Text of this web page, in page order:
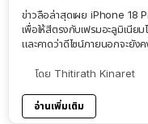
ข่าวลือล่าสุดเผย iPhone 18
เพื่อให้สีตรงกับเฟรมอะลูมิเนีย
และคาดว่าดีไซน์ภายนอกจะยัง
โดย Thitirath Kinaret
อ่านเพิ่มเติม